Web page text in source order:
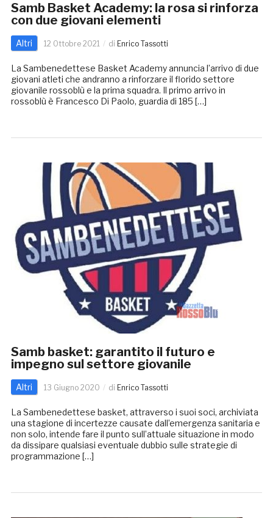
Samb Basket Academy: la rosa si rinforza
con due giovani elementi
Altri 12 Ottobre 2021 di Enrico Tassotti
La Sambenedettese Basket Academy annuncia l’arrivo di due
giovani atleti che andranno a rinforzare il florido settore
giovanile rossoblù e la prima squadra. Il primo arrivo in
rossoblù è Francesco Di Paolo, guardia di 185 […]
Samb basket: garantito il futuro e
impegno sul settore giovanile
Altri 13 Giugno 2020 di Enrico Tassotti
La Sambenedettese basket, attraverso i suoi soci, archiviata
una stagione di incertezze causate dall’emergenza sanitaria e
non solo, intende fare il punto sull’attuale situazione in modo
da dissipare qualsiasi eventuale dubbio sulle strategie di
programmazione […]